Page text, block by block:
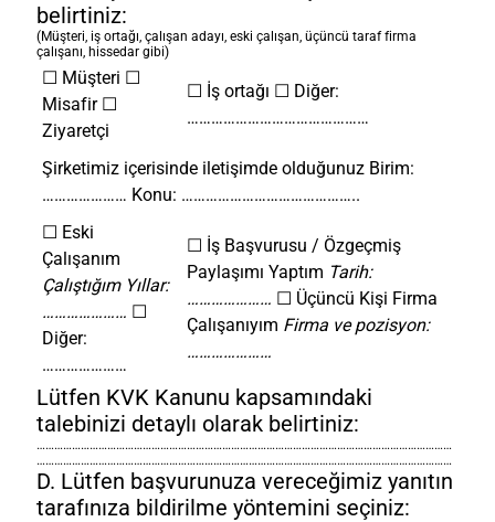
belirtiniz:
(Müşteri, iş ortağı, çalışan adayı, eski çalışan, üçüncü taraf firma
çalışanı, hissedar gibi)
☐ Müşteri ☐
Misafir☐
Ziyaretçi
☐ İş ortağı ☐ Diğer:
………………………………………
Şirketimiz içerisinde iletişimde olduğunuz Birim:
………………… Konu: ……………………………………..
☐ Eski
Çalışanım
Çalıştığım Yıllar:
………………… ☐
Diğer:
…………………
☐ İş Başvurusu / Özgeçmiş
Paylaşımı Yaptım Tarih:
………………… ☐ Üçüncü Kişi Firma
Çalışanıyım Firma ve pozisyon:
…………………
Lütfen KVK Kanunu kapsamındaki
talebinizi detaylı olarak belirtiniz:
……………………………………………………………………………………………………………………………
……………………………………………………………………………………………………………………………
D. Lütfen başvurunuza vereceğimiz yanıtın
tarafınıza bildirilme yöntemini seçiniz: